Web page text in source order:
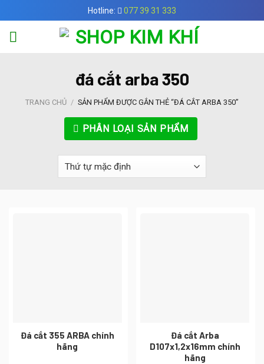
to
content
Hotline: 077 39 31 333
đá cắt arba 350
TRANG CHỦ / SẢN PHẨM ĐƯỢC GẮN THẺ “ĐÁ CẮT ARBA 350”
PHÂN LOẠI SẢN PHẨM
Đá cắt 355 ARBA chính
hãng
Đá cắt Arba
D107x1,2x16mm chính
hãng